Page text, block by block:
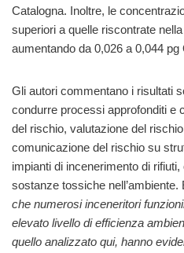
Catalogna. Inoltre, le
superiori a quelle riscontrate
aumentando da 0,026 a 0,044
Gli autori commentano i risultati
condurre processi approfonditi e
del rischio, valutazione del
comunicazione del rischio su
impianti di incenerimento di
sostanze tossiche nell’ambiente.
che numerosi inceneritori
elevato livello di efficienza
quello analizzato qui, hanno